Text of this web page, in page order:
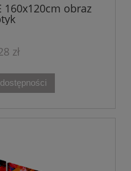
160x120cm obraz
zł